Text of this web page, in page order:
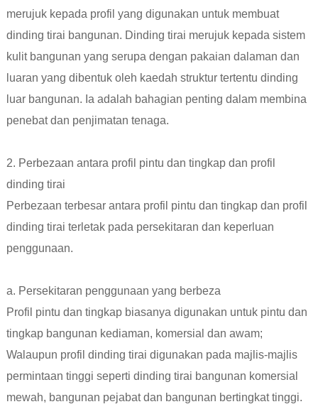
merujuk kepada profil yang digunakan untuk membuat
dinding tirai bangunan. Dinding tirai merujuk kepada sistem
kulit bangunan yang serupa dengan pakaian dalaman dan
luaran yang dibentuk oleh kaedah struktur tertentu dinding
luar bangunan. Ia adalah bahagian penting dalam membina
penebat dan penjimatan tenaga.
2. Perbezaan antara profil pintu dan tingkap dan profil
dinding tirai
Perbezaan terbesar antara profil pintu dan tingkap dan profil
dinding tirai terletak pada persekitaran dan keperluan
penggunaan.
a. Persekitaran penggunaan yang berbeza
Profil pintu dan tingkap biasanya digunakan untuk pintu dan
tingkap bangunan kediaman, komersial dan awam;
Walaupun profil dinding tirai digunakan pada majlis-majlis
permintaan tinggi seperti dinding tirai bangunan komersial
mewah, bangunan pejabat dan bangunan bertingkat tinggi.